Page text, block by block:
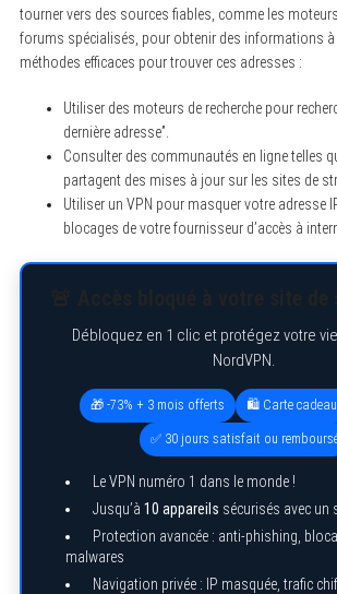
tourner vers des sources fiables, comme les
forums spécialisés, pour obtenir des informations à
méthodes efficaces pour trouver ces adresses :
Utiliser des moteurs de recherche pour
dernière adresse”.
Consulter des communautés en ligne telles
partagent des mises à jour sur les sites de
Utiliser un VPN pour masquer votre adresse
blocages de votre fournisseur d’accès à
Débloquez en 1 clic et protégez votre
NordVPN.
🎁 -73% + 3 mois offerts 🛍️ Carte
✅ 30 jours satisfait ou
Le VPN numéro 1 dans le monde !
Jusqu’à 10 appareils sécurisés avec un
Protection avancée : anti-phishing,
malwares
Navigation privée : IP masquée, trafic